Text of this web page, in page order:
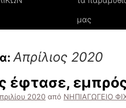
μας
Απρίλιος 2020
έφτασε,
2020 από ΝΗΠΙΑΓΩΓΕΙΟ